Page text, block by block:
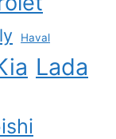
Haval
Lada